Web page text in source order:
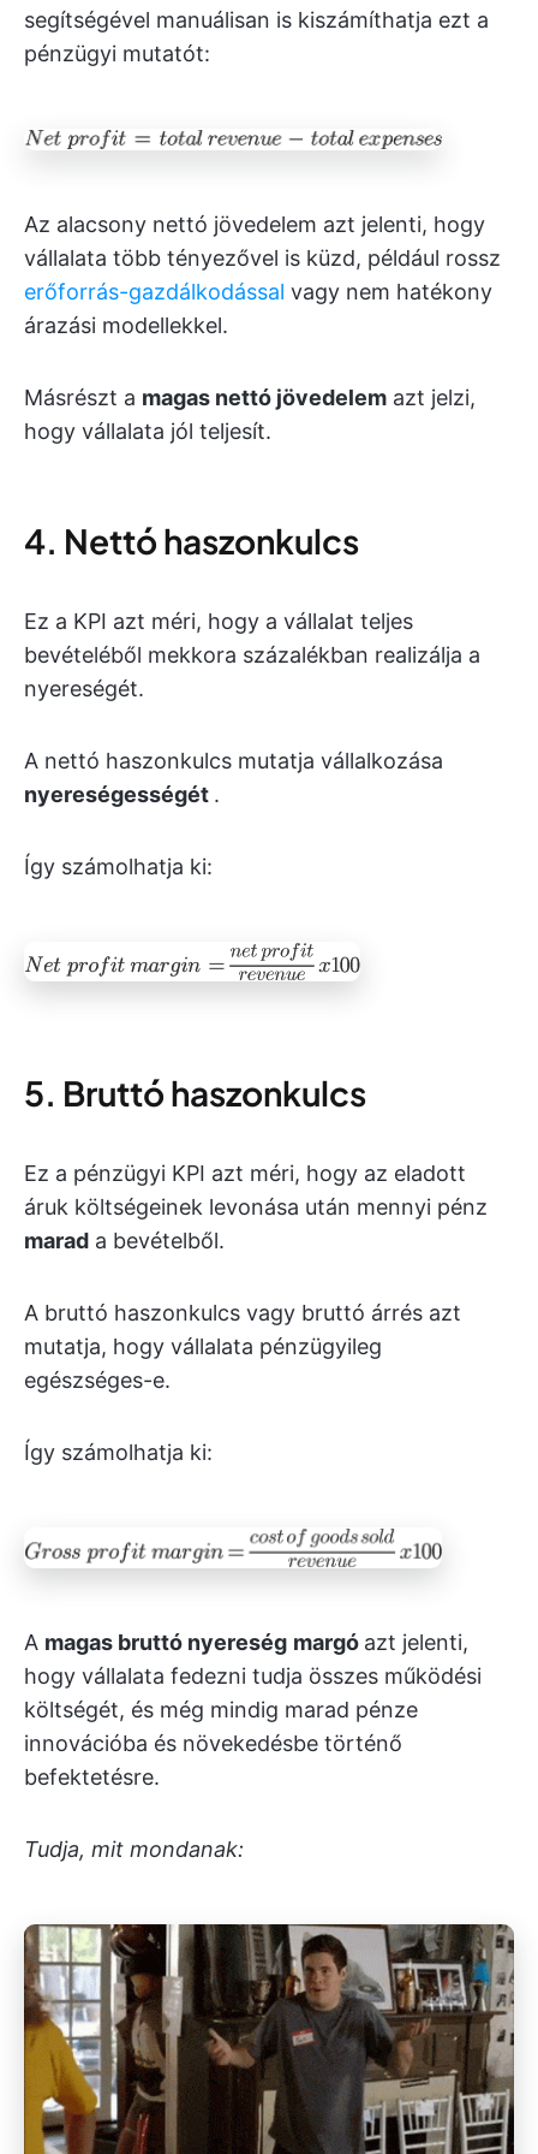
segítségével manuálisan is kiszámíthatja ezt a
pénzügyi mutatót:
Az alacsony nettó jövedelem azt jelenti, hogy
vállalata több tényezővel is küzd, például rossz
erőforrás-gazdálkodással vagy nem hatékony
árazási modellekkel.
Másrészt a magas nettó jövedelem azt jelzi,
hogy vállalata jól teljesít.
4. Nettó haszonkulcs
Ez a KPI azt méri, hogy a vállalat teljes
bevételéből mekkora százalékban realizálja a
nyereségét.
A nettó haszonkulcs mutatja vállalkozása
nyereségességét .
Így számolhatja ki:
5. Bruttó haszonkulcs
Ez a pénzügyi KPI azt méri, hogy az eladott
áruk költségeinek levonása után mennyi pénz
marad a bevételből.
A bruttó haszonkulcs vagy bruttó árrés azt
mutatja, hogy vállalata pénzügyileg
egészséges-e.
Így számolhatja ki:
A magas bruttó nyereség margó azt jelenti,
hogy vállalata fedezni tudja összes működési
költségét, és még mindig marad pénze
innovációba és növekedésbe történő
befektetésre.
Tudja, mit mondanak: